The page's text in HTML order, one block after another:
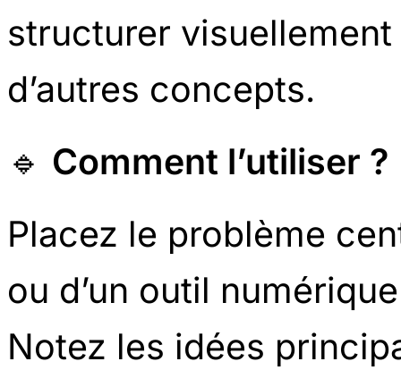
structurer
d’autres concepts.
🔹 Comment l’utiliser ?
Placez le problème
ou d’un outil
Notez les idées